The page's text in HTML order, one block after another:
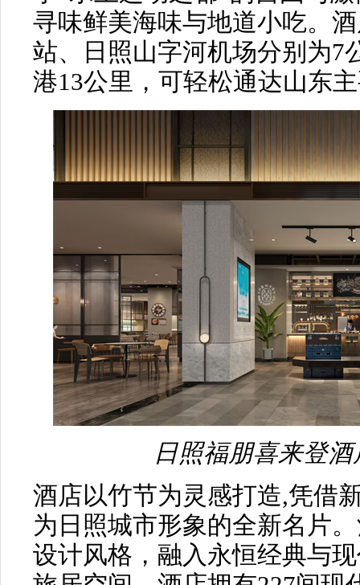
寻味鲜美海味与地道小吃。
站、日照山字河机场分别为7
港13公里，可轻松通达山东
日照福朋喜来登
酒店以竹节为灵感打造,凭借
为日照城市形象的全新名片
设计风格，融入永恒经典与